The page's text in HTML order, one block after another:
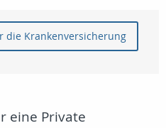
die Krankenversicherung
eine Private